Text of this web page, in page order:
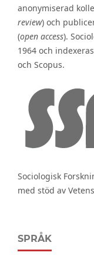
anonymiserad
review) och
(open access).
1964 och
och Scopus.
Sociologisk
med stöd av
SPRÅK